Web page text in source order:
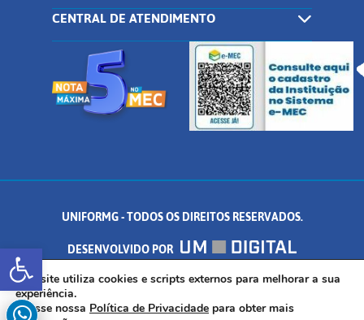
Abrir a barra de ferramentas
CENTRAL DE ATENDIMENTO
UNIFORMG - TODOS OS DIREITOS RESERVADOS.
DESENVOLVIDO POR
AV. DR. ARNALDO DE SENNA, 328 - PALMEIRAS, FORMIGA/MG - CEP:
35.574.530
Este site utiliza cookies e scripts externos para melhorar a sua
experiência.
Acesse nossa Política de Privacidade para obter mais